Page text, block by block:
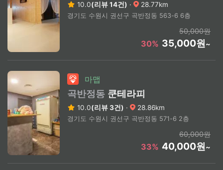
10.0(리뷰 14건) · 28.77km
경기도 수원시 권선구 곡반정동 563-6 6층
50,000원
30% 35,000원~
마맵
곡반정동 쿤테라피
10.0(리뷰 3건) · 28.86km
경기도 수원시 권선구 곡반정동 571-6 2층
60,000원
33% 40,000원~